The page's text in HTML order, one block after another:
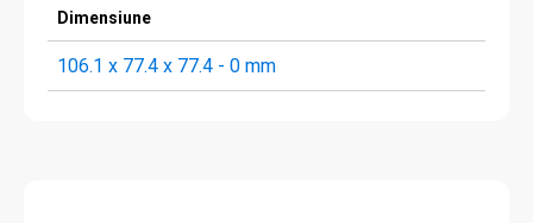
Dimensiune
106.1 x 77.4 x 77.4 - 0 mm